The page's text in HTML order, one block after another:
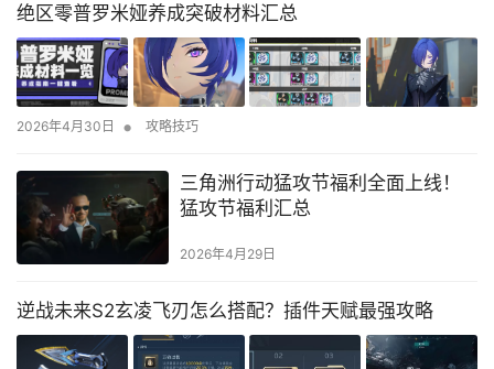
绝区零普罗米娅养成突破材料汇总
2026年4月30日 • 攻略技巧
三角洲行动猛攻节福利全面上线！
猛攻节福利汇总
2026年4月29日
逆战未来S2玄凌飞刃怎么搭配？插件天赋最强攻略